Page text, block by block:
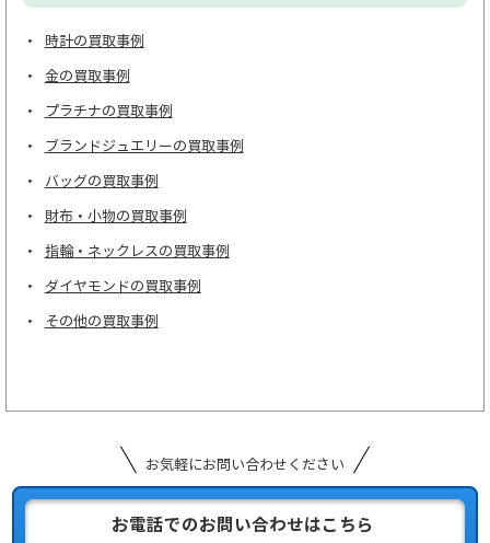
時計の買取事例
金の買取事例
プラチナの買取事例
ブランドジュエリーの買取事例
バッグの買取事例
財布・小物の買取事例
指輪・ネックレスの買取事例
ダイヤモンドの買取事例
その他の買取事例
お気軽にお問い合わせください
お電話でのお問い合わせはこちら